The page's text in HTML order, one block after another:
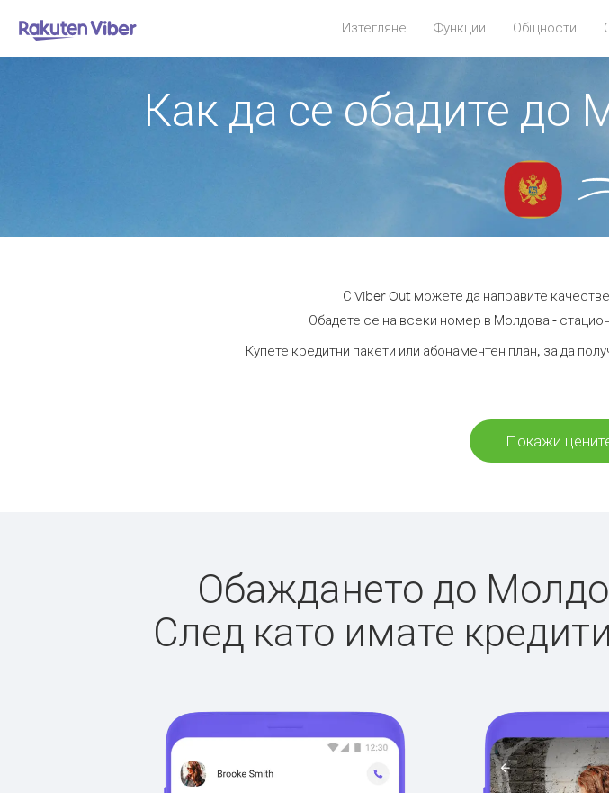
Изтегляне Функции Общности
Как да се обадите до
С Viber Out можете да направите
Обадете се на всеки номер в Молдова -
Купете кредитни пакети или абонаментен план, за да
Покажи
Обаждането до
След като имате